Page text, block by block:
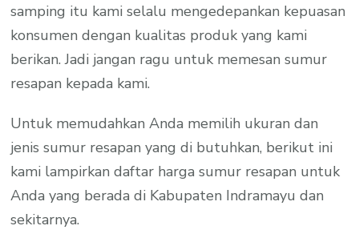
samping itu kami selalu mengedepankan kepuasan
konsumen dengan kualitas produk yang kami
berikan. Jadi jangan ragu untuk memesan sumur
resapan kepada kami.
Untuk memudahkan Anda memilih ukuran dan
jenis sumur resapan yang di butuhkan, berikut ini
kami lampirkan daftar harga sumur resapan untuk
Anda yang berada di Kabupaten Indramayu dan
sekitarnya.